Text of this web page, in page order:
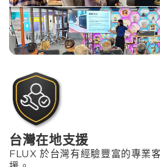
台灣在地支援
FLUX 於台灣有經驗豐富的專業